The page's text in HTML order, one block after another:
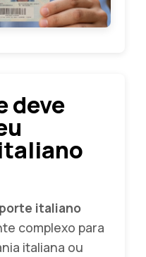
deve
italiano
complexo para
italiana ou